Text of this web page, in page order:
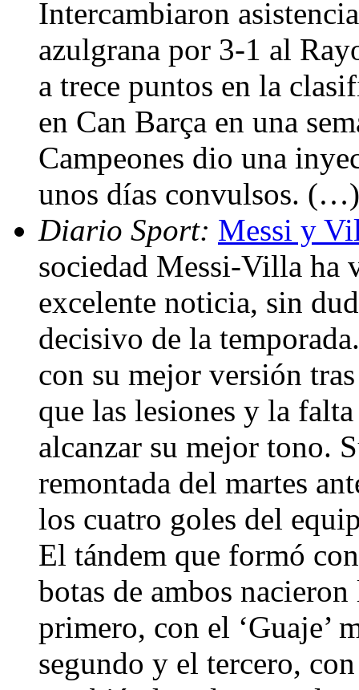
Intercambiaron
azulgrana por 3-1 al
a trece puntos en la
en Can Barça en una
Campeones dio una
unos días convulsos. (…)
Diario Sport: Messi y
sociedad Messi-Villa ha
excelente noticia, sin
decisivo de la
con su mejor versión
que las lesiones y la
alcanzar su mejor tono.
remontada del martes
los cuatro goles del
El tándem que formó
botas de ambos
primero, con el ‘Guaje’
segundo y el tercero,